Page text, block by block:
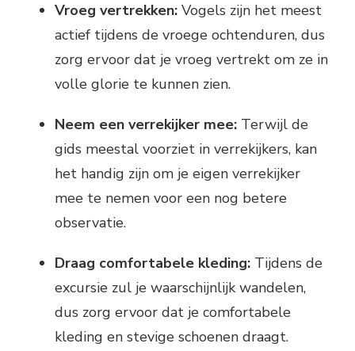
Vroeg vertrekken: Vogels zijn het meest
actief tijdens de vroege ochtenduren, dus
zorg ervoor dat je vroeg vertrekt om ze in
volle glorie te kunnen zien.
Neem een verrekijker mee: Terwijl de
gids meestal voorziet in verrekijkers, kan
het handig zijn om je eigen verrekijker
mee te nemen voor een nog betere
observatie.
Draag comfortabele kleding: Tijdens de
excursie zul je waarschijnlijk wandelen,
dus zorg ervoor dat je comfortabele
kleding en stevige schoenen draagt.